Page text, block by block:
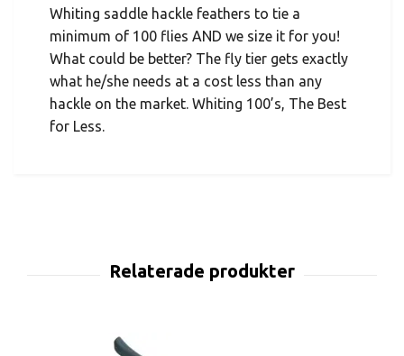
Whiting saddle hackle feathers to tie a
minimum of 100 flies AND we size it for you!
What could be better? The fly tier gets exactly
what he/she needs at a cost less than any
hackle on the market. Whiting 100’s, The Best
for Less.